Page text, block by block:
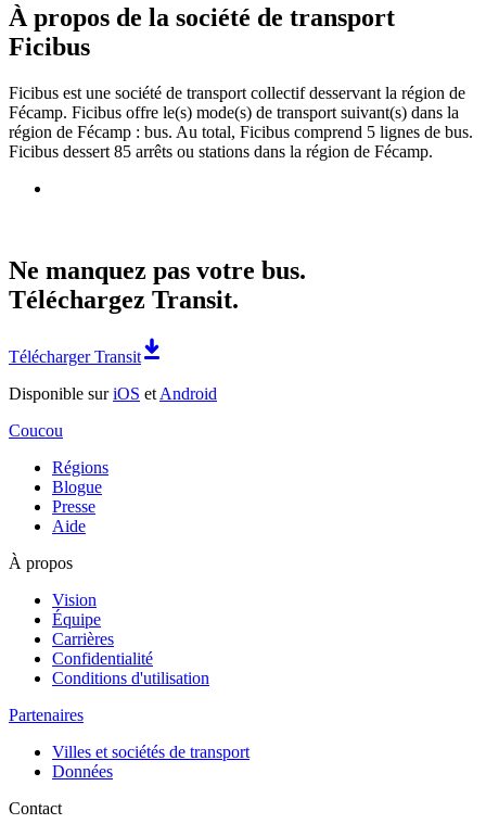
À propos de la société de transport
Ficibus
Ficibus est une société de transport collectif desservant la région de
Fécamp. Ficibus offre le(s) mode(s) de transport suivant(s) dans la
région de Fécamp : bus. Au total, Ficibus comprend 5 lignes de bus.
Ficibus dessert 85 arrêts ou stations dans la région de Fécamp.
Ne manquez pas votre bus.
Téléchargez Transit.
Télécharger Transit
Disponible suriOS et Android
Coucou
Régions
Blogue
Presse
Aide
À propos
Vision
Équipe
Carrières
Confidentialité
Conditions d'utilisation
Partenaires
Villes et sociétés de transport
Données
Contact